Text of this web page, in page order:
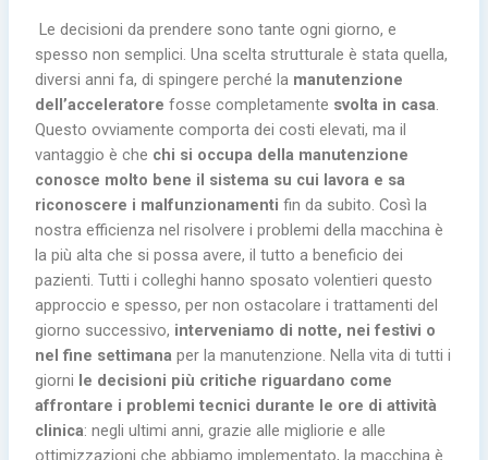
Le decisioni da prendere sono tante ogni giorno, e
spesso non semplici. Una scelta strutturale è stata quella,
diversi anni fa, di spingere perché la manutenzione
dell’acceleratore fosse completamente svolta in casa.
Questo ovviamente comporta dei costi elevati, ma il
vantaggio è che chi si occupa della manutenzione
conosce molto bene il sistema su cui lavora e sa
riconoscere i malfunzionamenti fin da subito. Così la
nostra efficienza nel risolvere i problemi della macchina è
la più alta che si possa avere, il tutto a beneficio dei
pazienti. Tutti i colleghi hanno sposato volentieri questo
approccio e spesso, per non ostacolare i trattamenti del
giorno successivo, interveniamo di notte, nei festivi o
nel fine settimana per la manutenzione. Nella vita di tutti i
giorni le decisioni più critiche riguardano come
affrontare i problemi tecnici durante le ore di attività
clinica: negli ultimi anni, grazie alle migliorie e alle
ottimizzazioni che abbiamo implementato, la macchina è